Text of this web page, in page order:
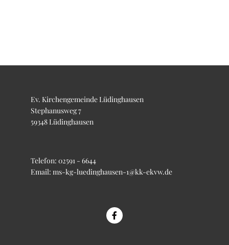
Ev. Kirchengemeinde Lüdinghausen
Stephanusweg 7
59348 Lüdinghausen
Telefon: 02591 - 6644
Email: ms-kg-luedinghausen-1@kk-ekvw.de